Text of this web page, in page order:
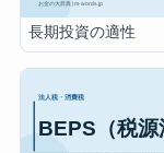
長期投資の適性